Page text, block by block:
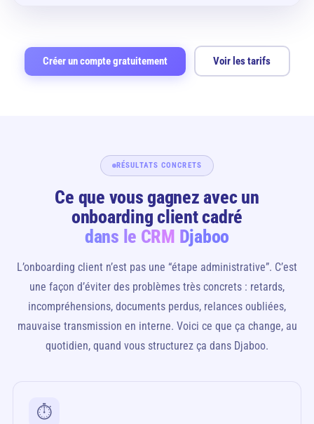
Créer un compte gratuitement Voir les tarifs
RÉSULTATS CONCRETS
Ce que vous gagnez avec un
onboarding client cadré
dans le CRM Djaboo
L’onboarding client n’est pas une “étape administrative”. C’est
une façon d’éviter des problèmes très concrets : retards,
incompréhensions, documents perdus, relances oubliées,
mauvaise transmission en interne. Voici ce que ça change, au
quotidien, quand vous structurez ça dans Djaboo.
⏱️